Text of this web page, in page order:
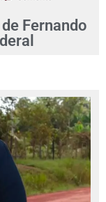
Fernando